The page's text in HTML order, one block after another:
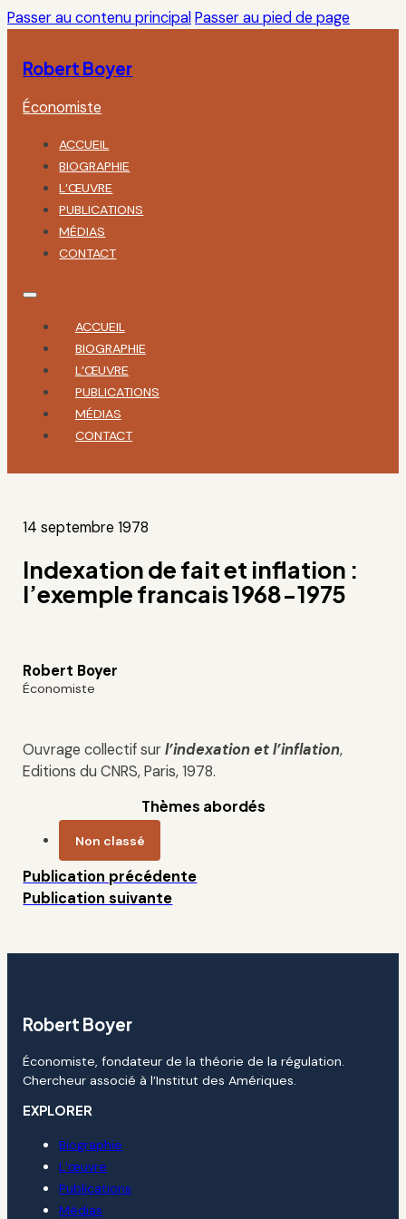
Passer au contenu principal Passer au pied de page
Robert Boyer
Économiste
ACCUEIL
BIOGRAPHIE
L’ŒUVRE
PUBLICATIONS
MÉDIAS
CONTACT
ACCUEIL
BIOGRAPHIE
L’ŒUVRE
PUBLICATIONS
MÉDIAS
CONTACT
14 septembre 1978
Indexation de fait et inflation :
l’exemple francais 1968-1975
Robert Boyer
Économiste
Ouvrage collectif surl’indexation et l’inflation,
Editions du CNRS, Paris, 1978.
Thèmes abordés
Non classé
Publication précédente
Publication suivante
Robert Boyer
Économiste, fondateur de la théorie de la régulation.
Chercheur associé à l’Institut des Amériques.
EXPLORER
Biographie
L’œuvre
Publications
Médias